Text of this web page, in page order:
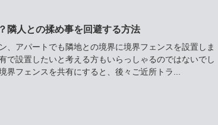
隣人との揉め事を回避する方法
、アパートでも隣地との境界に境界フェンスを設置しま
で設置したいと考える方もいらっしゃるのではないでし
界フェンスを共有にすると、後々ご近所トラ...